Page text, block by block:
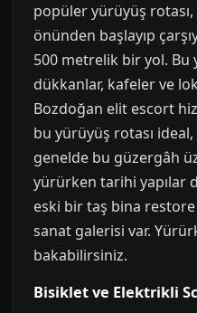
popüler yürüyüş rotası,
önünden başlayıp
500 metrelik bir yol. Bu
dükkanlar, kafeler ve
Bozdoğan elit escort
bu yürüyüş rotası
genelde bu güzergâh
yürürken tarihi yapılar
eski bir taş bina
sanat galerisi var.
bakabilirsiniz.
Bisiklet ve Elektrikli